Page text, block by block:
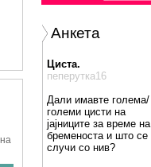
Анкета
Циста.
пеперутка16
Дали имавте голема/
големи цисти на
јајниците за време на
бременоста и што се
случи со нив?